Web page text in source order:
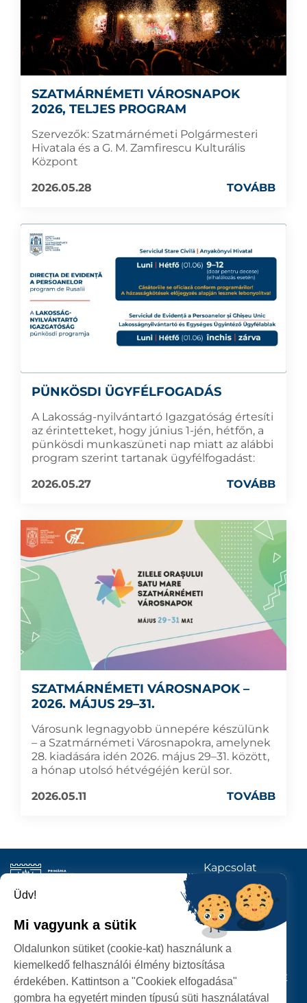
SZATMÁRNÉMETI VÁROSNAPOK
2026, TELJES PROGRAM
Szervezők: Szatmárnémeti Polgármesteri
Hivatala és a G. M. Zamfirescu Kulturális
Központ
2026.05.28
TOVÁBB
PÜNKÖSDI ÜGYFÉLFOGADÁS
A Lakosság-nyilvántartó Igazgatóság értesíti
az érintetteket, hogy június 1-jén, hétfőn, a
pünkösdi munkaszüneti nap miatt az alábbi
program szerint tartanak ügyfélfogadást:
2026.05.27
TOVÁBB
SZATMÁRNÉMETI VÁROSNAPOK –
2026. MÁJUS 29–31.
Városunk legnagyobb ünnepére készülünk
– a Szatmárnémeti Városnapokra, amelynek
28. kiadására idén 2026. május 29–31. között,
a hónap utolsó hétvégéjén kerül sor.
2026.05.11
TOVÁBB
SZATMÁRNÉMETI
POLGÁRMESTERI HIVATAL
P-ȚA 25 OCTOMBRIE, NR. 1 CORP M, 440026 SATU MARE
Kapcsolat
KÖVESSENEK
Üdv!
Mi vagyunk a sütik
Oldalunkon sütiket (cookie-kat) használunk a
kiemelkedő felhasználói élmény biztosítása
érdekében. Kattintson a "Cookiek elfogadása"
gombra ha egyetért minden típusú süti használatával